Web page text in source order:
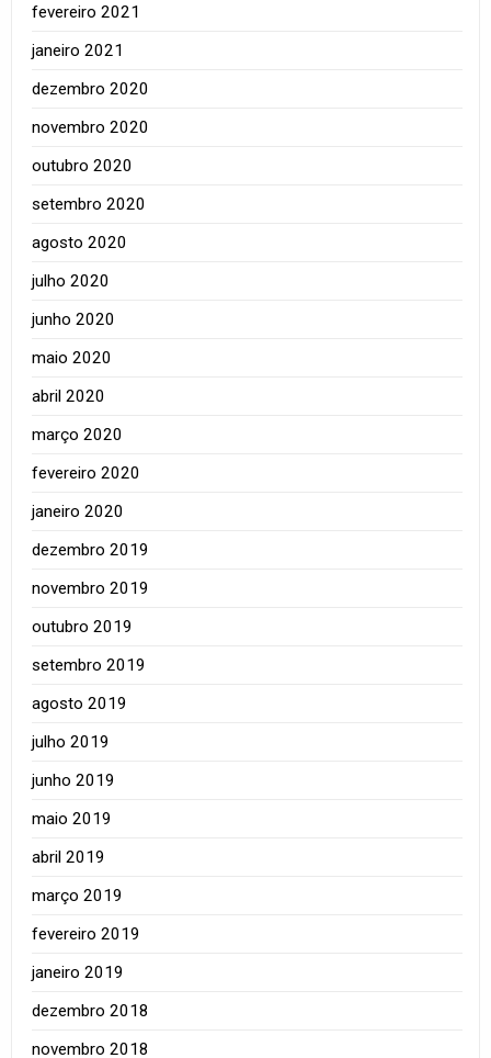
fevereiro 2021
janeiro 2021
dezembro 2020
novembro 2020
outubro 2020
setembro 2020
agosto 2020
julho 2020
junho 2020
maio 2020
abril 2020
março 2020
fevereiro 2020
janeiro 2020
dezembro 2019
novembro 2019
outubro 2019
setembro 2019
agosto 2019
julho 2019
junho 2019
maio 2019
abril 2019
março 2019
fevereiro 2019
janeiro 2019
dezembro 2018
novembro 2018